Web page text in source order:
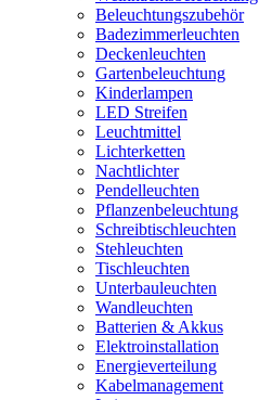
Beleuchtungszubehör
Badezimmerleuchten
Deckenleuchten
Gartenbeleuchtung
Kinderlampen
LED Streifen
Leuchtmittel
Lichterketten
Nachtlichter
Pendelleuchten
Pflanzenbeleuchtung
Schreibtischleuchten
Stehleuchten
Tischleuchten
Unterbauleuchten
Wandleuchten
Batterien & Akkus
Elektroinstallation
Energieverteilung
Kabelmanagement